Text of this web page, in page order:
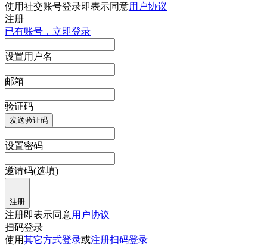
使用社交账号登录即表示同意用户协议
注册
已有账号，立即登录
设置用户名
邮箱
验证码
发送验证码
设置密码
邀请码(选填)
注册
注册即表示同意用户协议
扫码登录
使用其它方式登录或注册扫码登录